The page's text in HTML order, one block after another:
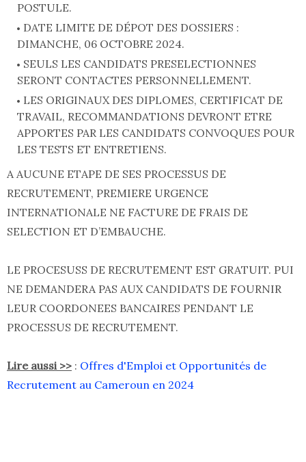
POSTULE.
DATE LIMITE DE DÉPOT DES DOSSIERS :
DIMANCHE, 06 OCTOBRE 2024.
SEULS LES CANDIDATS PRESELECTIONNES
SERONT CONTACTES PERSONNELLEMENT.
LES ORIGINAUX DES DIPLOMES, CERTIFICAT DE
TRAVAIL, RECOMMANDATIONS DEVRONT ETRE
APPORTES PAR LES CANDIDATS CONVOQUES POUR
LES TESTS ET ENTRETIENS.
A AUCUNE ETAPE DE SES PROCESSUS DE
RECRUTEMENT, PREMIERE URGENCE
INTERNATIONALE NE FACTURE DE FRAIS DE
SELECTION ET D’EMBAUCHE.
LE PROCESUSS DE RECRUTEMENT EST GRATUIT. PUI
NE DEMANDERA PAS AUX CANDIDATS DE FOURNIR
LEUR COORDONEES BANCAIRES PENDANT LE
PROCESSUS DE RECRUTEMENT.
Lire aussi >> : Offres d'Emploi et Opportunités de
Recrutement au Cameroun en 2024